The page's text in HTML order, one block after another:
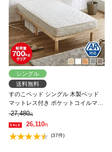
シングル
送料無料
すのこベッド シングル 木製ベッド
マットレス付き ポケットコイルマッ
トレス かため 組立簡単 ヘッドレス
一人暮らし 北欧 低ホルムアルデヒ
ド バノン【AR】
27,480円
26,110円
(37件)